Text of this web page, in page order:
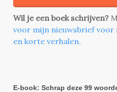
Wil je een boek schrijven?
voor mijn nieuwsbrief voor
en korte verhalen.
E-book: Schrap deze 99